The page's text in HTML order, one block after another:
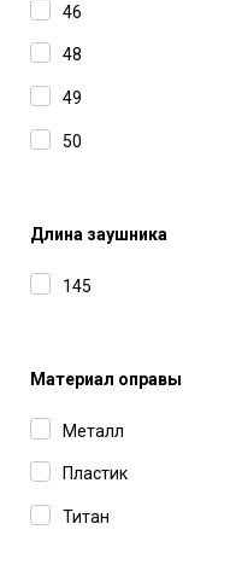
IC Berlin
Isabel Marant
John Dalia
Kuboraum
Leisure Society
Linda Farrow
46
48
49
50
Длина заушника
145
Материал оправы
Металл
Пластик
Титан